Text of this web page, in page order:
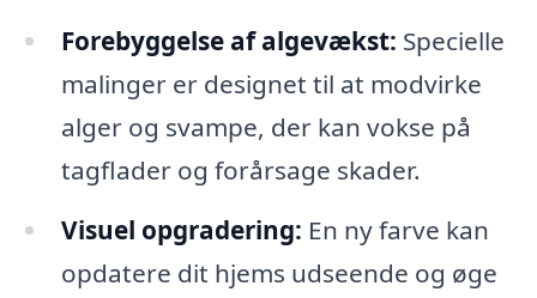
Forebyggelse af algevækst: Specielle
malinger er designet til at modvirke
alger og svampe, der kan vokse på
tagflader og forårsage skader.
Visuel opgradering: En ny farve kan
opdatere dit hjems udseende og øge